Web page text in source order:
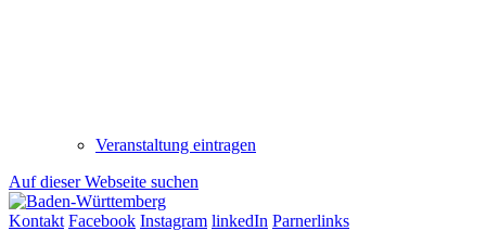
Veranstaltung eintragen
Auf dieser Webseite suchen
Kontakt Facebook Instagram linkedIn Parnerlinks